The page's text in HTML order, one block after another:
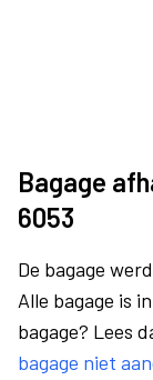
Bagage
6053
De bagage
Alle bagage is
bagage? Lees
bagage niet